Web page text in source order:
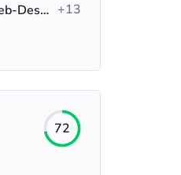
Suchmaschinenoptimierung (SEO), Web-Design, Webentwicklung +13
72